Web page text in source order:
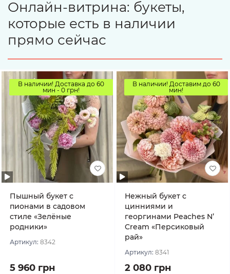
Онлайн-витрина: букеты,
которые есть в наличии
прямо сейчас
В наличии! Доставка до 60
мин - 0 грн!
Пышный букет с
пионами в садовом
стиле «Зелёные
родники»
Артикул: 8342
5 960 грн
В наличии! Доставим до 60
мин!
Нежный букет с
цинниями и
георгинами Peaches N’
Cream «Персиковый
рай»
Артикул: 8341
2 080 грн